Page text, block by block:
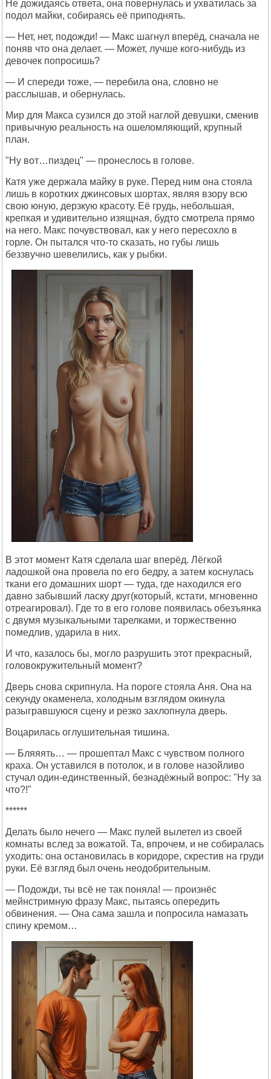
Не дожидаясь ответа, она повернулась и ухватилась за
подол майки, собираясь её приподнять.
— Нет, нет, подожди! — Макс шагнул вперёд, сначала не
поняв что она делает. — Может, лучше кого-нибудь из
девочек попросишь?
— И спереди тоже, — перебила она, словно не
расслышав, и обернулась.
Мир для Макса сузился до этой наглой девушки, сменив
привычную реальность на ошеломляющий, крупный
план.
"Ну вот…пиздец" — пронеслось в голове.
Катя уже держала майку в руке. Перед ним она стояла
лишь в коротких джинсовых шортах, являя взору всю
свою юную, дерзкую красоту. Её грудь, небольшая,
крепкая и удивительно изящная, будто смотрела прямо
на него. Макс почувствовал, как у него пересохло в
горле. Он пытался что-то сказать, но губы лишь
беззвучно шевелились, как у рыбки.
В этот момент Катя сделала шаг вперёд. Лёгкой
ладошкой она провела по его бедру, а затем коснулась
ткани его домашних шорт — туда, где находился его
давно забывший ласку друг(который, кстати, мгновенно
отреагировал). Где то в его голове появилась обезъянка
с двумя музыкальными тарелками, и торжественно
помедлив, ударила в них.
И что, казалось бы, могло разрушить этот прекрасный,
головокружительный момент?
Дверь снова скрипнула. На пороге стояла Аня. Она на
секунду окаменела, холодным взглядом окинула
разыгравшуюся сцену и резко захлопнула дверь.
Воцарилась оглушительная тишина.
— Бляяять… — прошептал Макс с чувством полного
краха. Он уставился в потолок, и в голове назойливо
стучал один-единственный, безнадёжный вопрос: "Ну за
что?!"
******
Делать было нечего — Макс пулей вылетел из своей
комнаты вслед за вожатой. Та, впрочем, и не собиралась
уходить: она остановилась в коридоре, скрестив на груди
руки. Её взгляд был очень неодобрительным.
— Подожди, ты всё не так поняла! — произнёс
мейнстримную фразу Макс, пытаясь опередить
обвинения. — Она сама зашла и попросила намазать
спину кремом…